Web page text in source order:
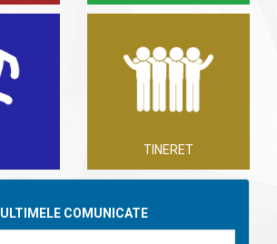
TINERET
ULTIMELE COMUNICATE